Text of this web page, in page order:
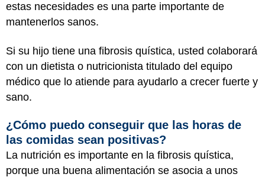
estas necesidades es una parte importante de
mantenerlos sanos.
Si su hijo tiene una fibrosis quística, usted colaborará
con un dietista o nutricionista titulado del equipo
médico que lo atiende para ayudarlo a crecer fuerte y
sano.
¿Cómo puedo conseguir que las horas de
las comidas sean positivas?
La nutrición es importante en la fibrosis quística,
porque una buena alimentación se asocia a unos